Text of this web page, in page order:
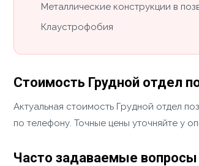
Металлические конструкции в
Клаустрофобия
Стоимость Грудной отдел
Актуальная стоимость Грудной отдел
по телефону. Точные цены уточняйте у
Часто задаваемые вопросы